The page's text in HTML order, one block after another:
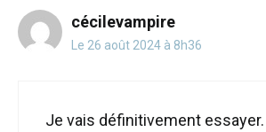
cécilevampire
Le 26 août 2024 à 8h36
Je vais définitivement